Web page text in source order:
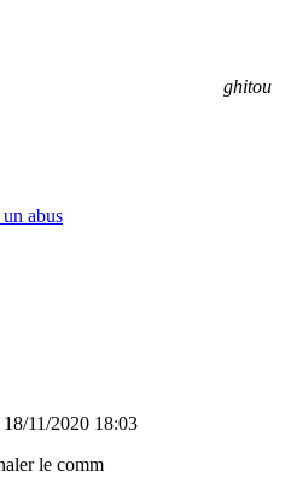
ghitou
abus
18/11/2020 18:03
le comm